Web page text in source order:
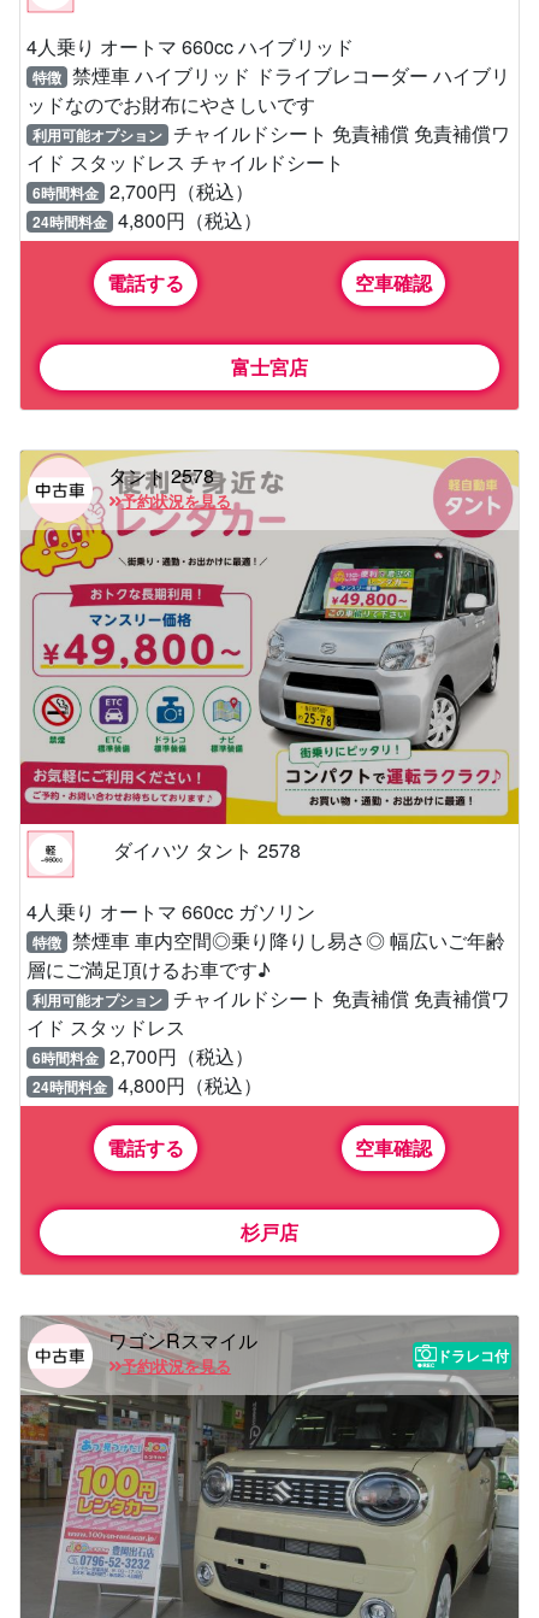
4人乗り オートマ 660cc ハイブリッド
特徴 禁煙車 ハイブリッド ドライブレコーダー ハイブリ
ッドなのでお財布にやさしいです
利用可能オプション チャイルドシート 免責補償 免責補償ワ
イド スタッドレス チャイルドシート
6時間料金 2,700円（税込）
24時間料金 4,800円（税込）
電話する 空車確認
富士宮店
タント 2578
予約状況を見る
ダイハツ タント 2578
4人乗り オートマ 660cc ガソリン
特徴 禁煙車 車内空間◎乗り降りし易さ◎ 幅広いご年齢
層にご満足頂けるお車です♪
利用可能オプション チャイルドシート 免責補償 免責補償ワ
イド スタッドレス
6時間料金 2,700円（税込）
24時間料金 4,800円（税込）
電話する 空車確認
杉戸店
ワゴンRスマイル
予約状況を見る
ドラレコ付